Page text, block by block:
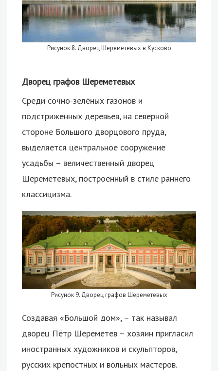
Рисунок 8. Дворец Шереметевых в Кусково
Дворец графов Шереметевых
Среди сочно-зелёных газонов и
подстриженных деревьев, на северной
стороне Большого дворцового пруда,
выделяется центральное сооружение
усадьбы – величественный дворец
Шереметевых, построенный в стиле раннего
классицизма.
Рисунок 9. Дворец графов Шереметевых
Создавая «Большой дом», – так называл
дворец Пётр Шереметев – хозяин пригласил
иностранных художников и скульпторов,
русских крепостных и вольных мастеров.